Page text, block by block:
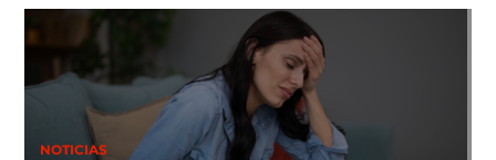
NOTICIAS